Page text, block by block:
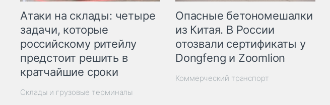
Атаки на склады: четыре
задачи, которые
российскому ритейлу
предстоит решить в
кратчайшие сроки
Склады и грузовые терминалы
Опасные бетономешалки
из Китая. В России
отозвали сертификаты у
Dongfeng и Zoomlion
Коммерческий транспорт